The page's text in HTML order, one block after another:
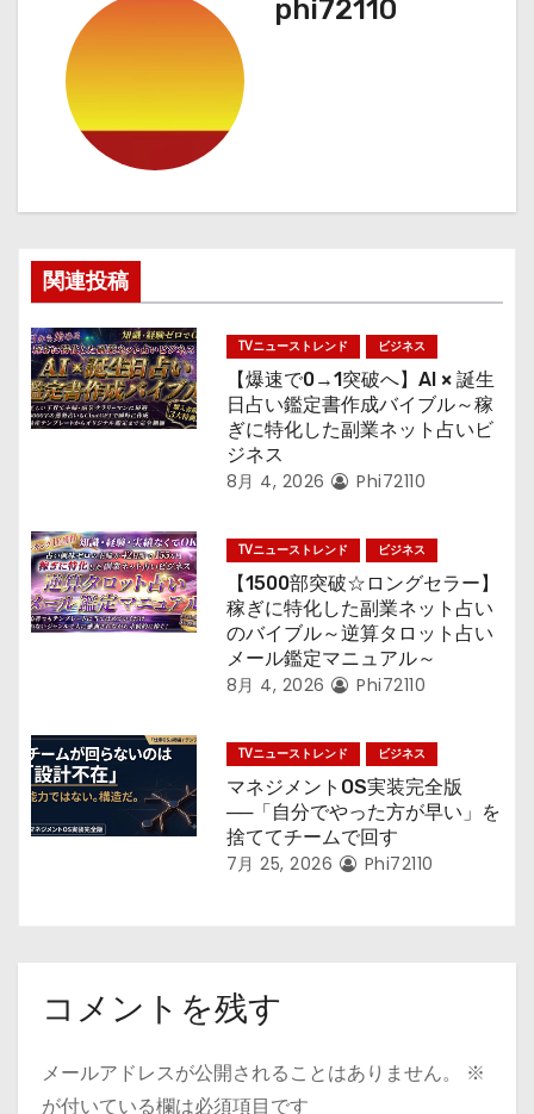
ー
シ
ン
phi72110
関連投稿
TVニューストレンド ビジネス
【爆速で0→1突破へ】AI × 誕生
日占い鑑定書作成バイブル～稼
ぎに特化した副業ネット占いビ
ジネス
8月 4, 2026 Phi72110
TVニューストレンド ビジネス
【1500部突破☆ロングセラー】
稼ぎに特化した副業ネット占い
のバイブル～逆算タロット占い
メール鑑定マニュアル～
8月 4, 2026 Phi72110
TVニューストレンド ビジネス
マネジメントOS実装完全版
──「自分でやった方が早い」を
捨ててチームで回す
7月 25, 2026 Phi72110
コメントを残す
メールアドレスが公開されることはありません。
※
が付いている欄は必須項目です